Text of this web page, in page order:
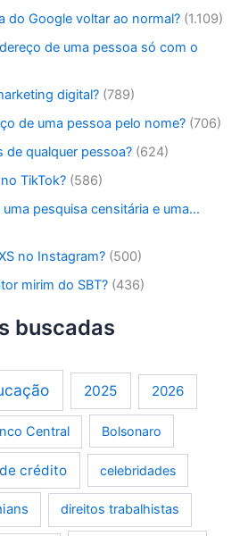
do Google voltar ao normal? (1.109)
de uma pessoa só com o
digital? (789)
de uma pessoa pelo nome? (706)
qualquer pessoa? (624)
TikTok? (586)
pesquisa censitária e uma…
no Instagram? (500)
mirim do SBT? (436)
buscadas
2025 2026
Central Bolsonaro
crédito celebridades
direitos trabalhistas